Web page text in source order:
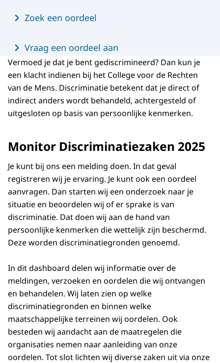
Zoek een oordeel
Vraag een oordeel aan
Vermoed je dat je bent gediscrimineerd? Dan kun je
een klacht indienen bij het College voor de Rechten
van de Mens. Discriminatie betekent dat je direct of
indirect anders wordt behandeld, achtergesteld of
uitgesloten op basis van persoonlijke kenmerken.
Monitor Discriminatiezaken 2025
Je kunt bij ons een melding doen. In dat geval
registreren wij je ervaring. Je kunt ook een oordeel
aanvragen. Dan starten wij een onderzoek naar je
situatie en beoordelen wij of er sprake is van
discriminatie. Dat doen wij aan de hand van
persoonlijke kenmerken die wettelijk zijn beschermd.
Deze worden discriminatiegronden genoemd.
In dit dashboard delen wij informatie over de
meldingen, verzoeken en oordelen die wij ontvangen
en behandelen. Wij laten zien op welke
discriminatiegronden en binnen welke
maatschappelijke terreinen wij oordelen. Ook
besteden wij aandacht aan de maatregelen die
organisaties nemen naar aanleiding van onze
oordelen. Tot slot lichten wij diverse zaken uit via onze